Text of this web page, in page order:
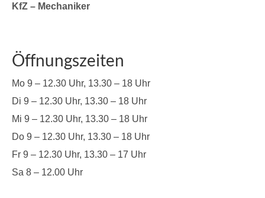
KfZ – Mechaniker
Öffnungszeiten
Mo 9 – 12.30 Uhr, 13.30 – 18 Uhr
Di 9 – 12.30 Uhr, 13.30 – 18 Uhr
Mi 9 – 12.30 Uhr, 13.30 – 18 Uhr
Do 9 – 12.30 Uhr, 13.30 – 18 Uhr
Fr 9 – 12.30 Uhr, 13.30 – 17 Uhr
Sa 8 – 12.00 Uhr